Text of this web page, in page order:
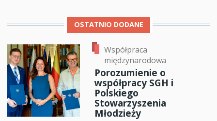
OSTATNIO DODANE
Współpraca
międzynarodowa
Porozumienie o
współpracy SGH i
Polskiego
Stowarzyszenia
Młodzieży